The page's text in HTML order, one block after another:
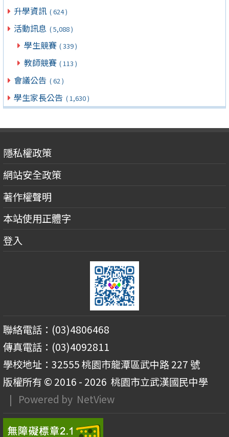
升學資訊 ( 624 )
活動訊息 ( 5,088 )
學生競賽 ( 339 )
教師競賽 ( 113 )
會議公告 ( 62 )
學生家長公告 ( 1,630 )
隱私權政策
網站安全政策
著作權聲明
本站使用正體字
登入
聯絡電話：(03)4806468
傳真電話：(03)4092811
學校地址：32555 桃園市龍潭區武中路 227 號
版權所有 © 2016 - 2026 桃園市立武漢國民中學
| Powered by NetView